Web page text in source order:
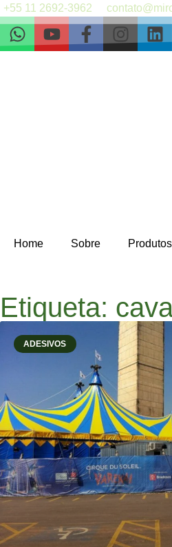
+55 11 2692-3962
Home Sobre Produtos
Etiqueta:
ADESIVOS